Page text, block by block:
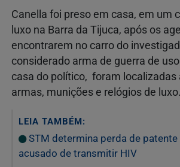
Canella foi preso em casa, em um
luxo na Barra da Tijuca, após os
encontrarem no carro do
considerado arma de guerra de
casa do político, foram localizadas
armas, munições e relógios de luxo.
LEIA TAMBÉM:
STM determina perda de
acusado de transmitir HIV